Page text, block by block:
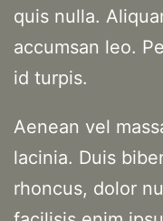
quis nulla.
accumsan leo.
id turpis.
Aenean vel
lacinia. Duis
rhoncus, dolor